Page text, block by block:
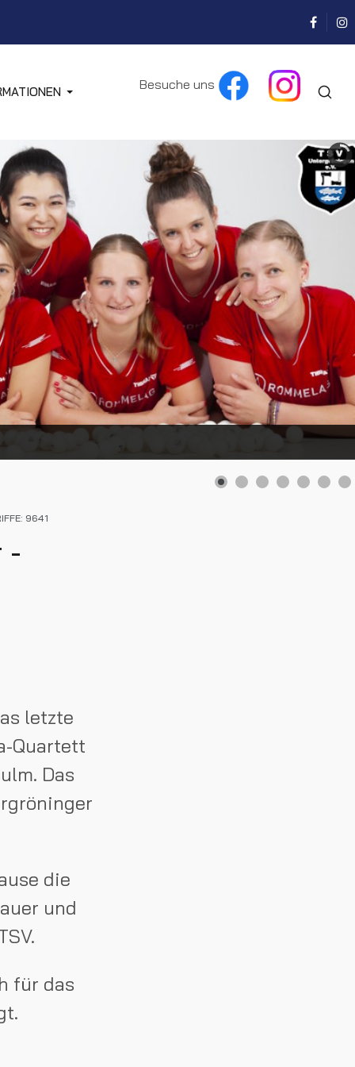
Besuche uns
9641
-
letzte
Quartett
Das
die
und
für das